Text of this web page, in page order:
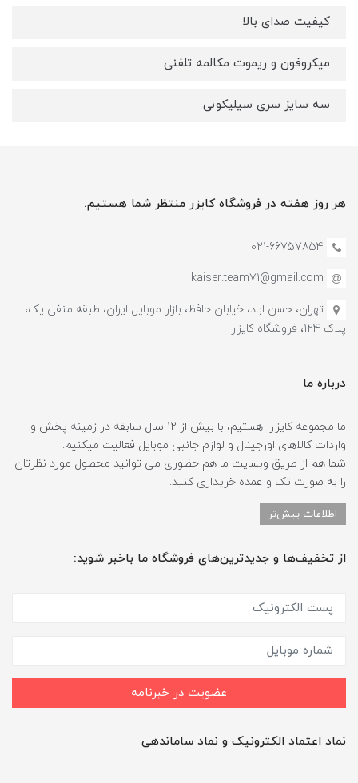
کیفیت صدای بالا
میکروفون و ریموت مکالمه تلفنی
سه سایز سری سیلیکونی
هر روز هفته در فروشگاه کایزر منتظر شما هستیم.
021-66757854
kaiser.team71@gmail.com
تهران، حسن اباد، خیابان حافظ، بازار موبایل ایران، طبقه منفی یک،
پلاک 124، فروشگاه کایزر
درباره ما
ما مجموعه کایزر هستیم، با بیش از 12 سال سابقه در زمینه پخش و
واردات کالاهای اورجینال و لوازم جانبی موبایل فعالیت میکنیم.
شما هم از طریق وبسایت ما هم حضوری می توانید محصول مورد نظرتان
را به صورت تک و عمده خریداری کنید.
اطلاعات بیش‌تر
از تخفیف‌ها و جدیدترین‌های فروشگاه ما باخبر شوید:
عضویت در خبرنامه
نماد اعتماد الکترونیک و نماد ساماندهی